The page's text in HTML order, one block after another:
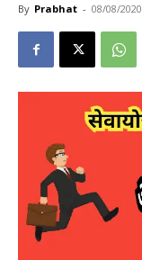
By Prabhat - 08/08/2020